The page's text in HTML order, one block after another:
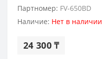
Партномер: FV-650BD
Наличие: Нет в наличии
24 300 ₸